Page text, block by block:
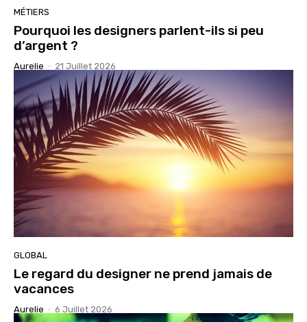
MÉTIERS
Pourquoi les designers parlent-ils si peu
d’argent ?
Aurelie - 21 Juillet 2026
GLOBAL
Le regard du designer ne prend jamais de
vacances
Aurelie - 6 Juillet 2026